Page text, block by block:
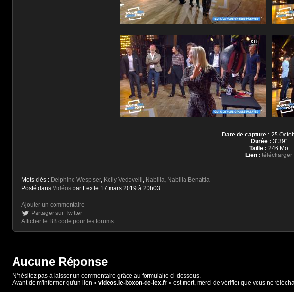
Date de capture : 25
Durée : 3' 39''
Taille : 246 Mo
Lien : télécharger
Mots clés : Delphine Wespiser, Kelly Vedovelli, Nabilla, Nabilla Benattia
Posté dans Vidéos par Lex le 17 mars 2019 à 20h03.
Ajouter un commentaire
Partager sur Twitter
Afficher le BB code pour les forums
Aucune Réponse
N'hésitez pas à laisser un commentaire grâce au formulaire ci-dessous.
Avant de m'informer qu'un lien « videos.le-boxon-de-lex.fr » est mort, merci de vérifier que vous ne